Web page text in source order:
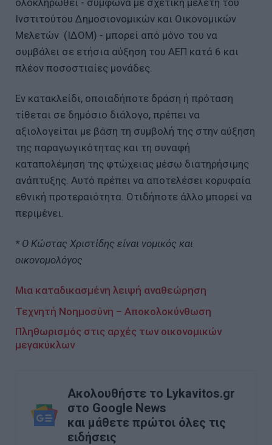
ολοκληρωθεί - σύμφωνα με σχετική μελέτη του
Ινστιτούτου Δημοσιονομικών και Οικονομικών
Μελετών (ΙΔΟΜ) - μπορεί από μόνο του να
συμβάλει σε ετήσια αύξηση του ΑΕΠ κατά 6 και
πλέον ποσοστιαίες μονάδες.
Εν κατακλείδι, οποιαδήποτε δράση ή πρόταση
τίθεται σε δημόσιο διάλογο, πρέπει να
αξιολογείται με βάση τη συμβολή της στην αύξηση
της παραγωγικότητας και τη συναφή
καταπολέμηση της φτώχειας μέσω διατηρήσιμης
ανάπτυξης. Αυτό πρέπει να αποτελέσει κορυφαία
εθνική προτεραιότητα. Οτιδήποτε άλλο μπορεί να
περιμένει.
* Ο Κώστας Χριστίδης είναι νομικός και
οικονομολόγος
Μια καταδικασμένη λειψή αναθεώρηση
Τεχνητή Νοημοσύνη – Αποκολοκύνθωση
Πληθωρισμός στις αρχές των οικονομικών
μεγακύκλων
Ακολουθήστε το Lykavitos.gr
στο Google News
και μάθετε πρώτοι όλες τις
ειδήσεις